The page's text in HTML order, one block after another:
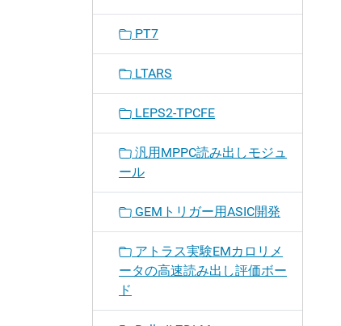
PT7
LTARS
LEPS2-TPCFE
汎用MPPC読み出しモジュ
ール
GEMトリガー用ASIC開発
アトラス実験EMカロリメ
ータの高速読み出し評価ボー
ド